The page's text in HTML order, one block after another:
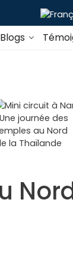
Blogs